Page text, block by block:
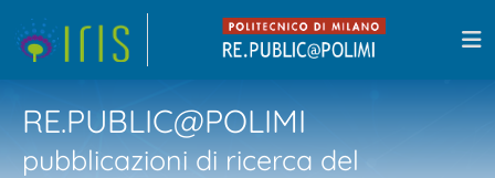
RE.PUBLIC@POLIMI
pubblicazioni di ricerca del